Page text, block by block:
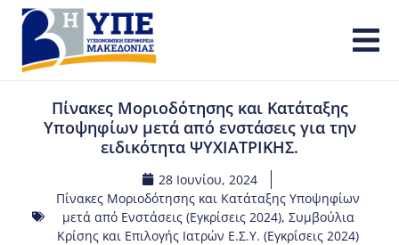
Πίνακες Μοριοδότησης και Κατάταξης
Υποψηφίων μετά από ενστάσεις για την
ειδικότητα ΨΥΧΙΑΤΡΙΚΗΣ.
28 Ιουνίου, 2024
Πίνακες Μοριοδότησης και Κατάταξης Υποψηφίων
μετά από Ενστάσεις (Εγκρίσεις 2024), Συμβούλια
Κρίσης και Επιλογής Ιατρών Ε.Σ.Υ. (Εγκρίσεις 2024)